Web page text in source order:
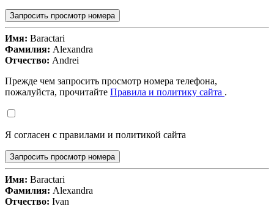
Запросить просмотр номера
Имя: Baractari
Фамилия: Alexandra
Отчество: Andrei
Прежде чем запросить просмотр номера телефона,
пожалуйста, прочитайте Правила и политику сайта .
Я согласен с правилами и политикой сайта
Запросить просмотр номера
Имя: Baractari
Фамилия: Alexandra
Отчество: Ivan